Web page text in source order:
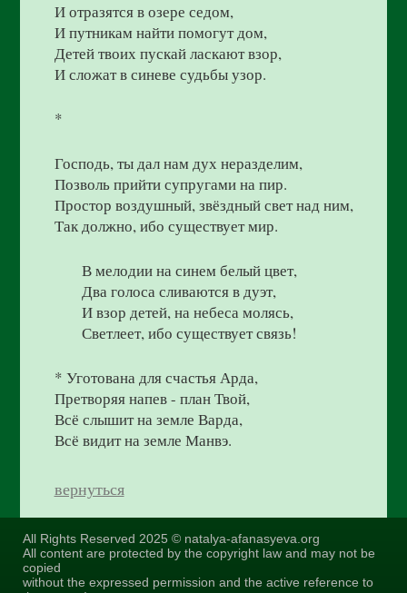
И отразятся в озере седом,
И путникам найти помогут дом,
Детей твоих пускай ласкают взор,
И сложат в синеве судьбы узор.
*
Господь, ты дал нам дух неразделим,
Позволь прийти супругами на пир.
Простор воздушный, звёздный свет над ним,
Так должно, ибо существует мир.
В мелодии на синем белый цвет,
Два голоса сливаются в дуэт,
И взор детей, на небеса молясь,
Светлеет, ибо существует связь!
* Уготована для счастья Арда,
Претворяя напев - план Твой,
Всё слышит на земле Варда,
Всё видит на земле Манвэ.
вернуться
All Rights Reserved 2025 © natalya-afanasyeva.org
All content are protected by the copyright law and may not be
copied
without the expressed permission and the active reference to